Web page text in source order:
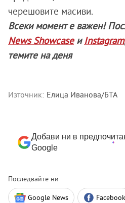
черешовите масиви.
Всеки момент е важен!
News Showcaseи Instagram
темите на деня
Източник: Елица Иванова/БТА
Добави ни в
Google
Последвайте ни
Google News Facebook